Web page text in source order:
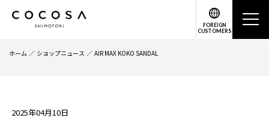
FOREIGN
CUSTOMERS
ホーム ショップニュース AIR MAX KOKO SANDAL
2025年04月10日